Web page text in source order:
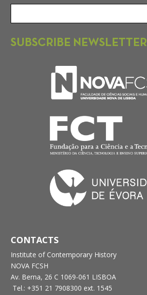
SUBSCRIBE NEWSLETTER
CONTACTS
Institute of Contemporary History
NOVA FCSH
Av. Berna, 26 C 1069-061 LISBOA
Tel.: +351 21 7908300 ext. 1545